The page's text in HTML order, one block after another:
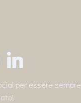
per essere sempre